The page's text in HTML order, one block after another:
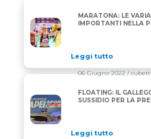
MARATONA: LE VARIABILI
MARATONA: LE
IMPORTANTI NELLA
Leggi tutto
FLOATING: IL
06 Giugno 2022/
FLOATING: IL
SUSSIDIO PER LA
Leggi tutto